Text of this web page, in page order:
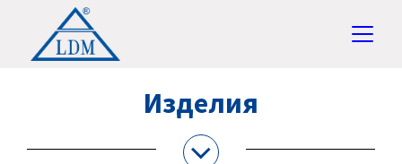
Изделия